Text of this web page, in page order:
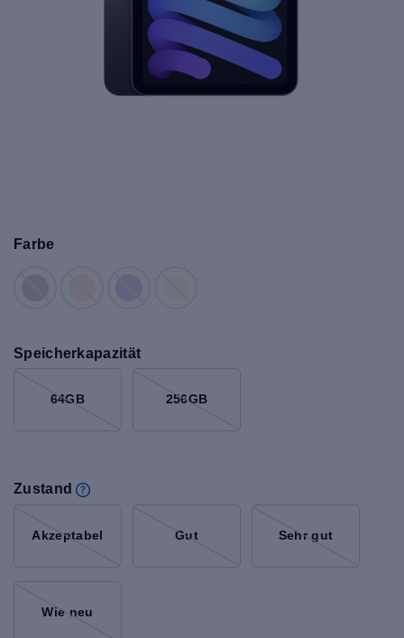
Farbe
Speicherkapazität
64GB 256GB
Zustand
Akzeptabel Gut Sehr gut
Wie neu